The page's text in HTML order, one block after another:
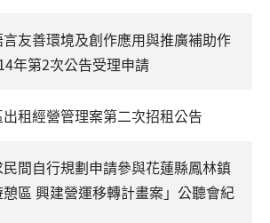
言友善環境及創作應用與推廣補助作
年第2次公告受理申請
租經營管理案第二次招租公告
間自行規劃申請參與花蓮縣鳳林鎮
區 興建營運移轉計畫案」公聽會紀